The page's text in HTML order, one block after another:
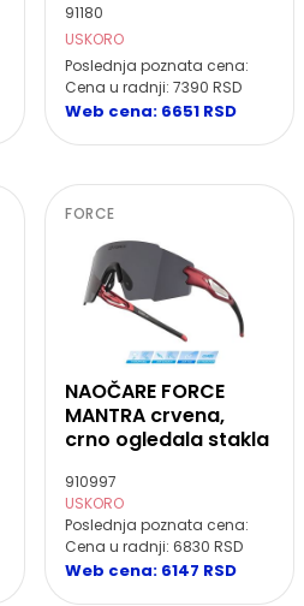
91180
USKORO
Poslednja poznata cena:
Cena u radnji: 7390 RSD
Web cena: 6651 RSD
FORCE
NAOČARE FORCE
MANTRA crvena,
crno ogledala stakla
910997
USKORO
Poslednja poznata cena:
Cena u radnji: 6830 RSD
Web cena: 6147 RSD